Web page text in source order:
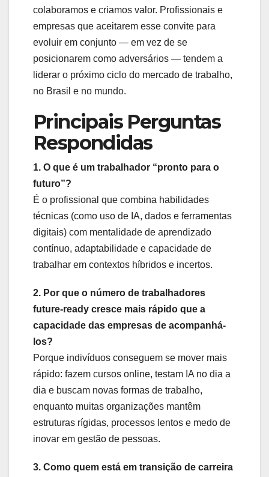
colaboramos e criamos valor. Profissionais e
empresas que aceitarem esse convite para
evoluir em conjunto — em vez de se
posicionarem como adversários — tendem a
liderar o próximo ciclo do mercado de trabalho,
no Brasil e no mundo.
Principais Perguntas
Respondidas
1. O que é um trabalhador “pronto para o
futuro”?
É o profissional que combina habilidades
técnicas (como uso de IA, dados e ferramentas
digitais) com mentalidade de aprendizado
contínuo, adaptabilidade e capacidade de
trabalhar em contextos híbridos e incertos.
2. Por que o número de trabalhadores
future-ready cresce mais rápido que a
capacidade das empresas de acompanhá-
los?
Porque indivíduos conseguem se mover mais
rápido: fazem cursos online, testam IA no dia a
dia e buscam novas formas de trabalho,
enquanto muitas organizações mantêm
estruturas rígidas, processos lentos e medo de
inovar em gestão de pessoas.
3. Como quem está em transição de carreira